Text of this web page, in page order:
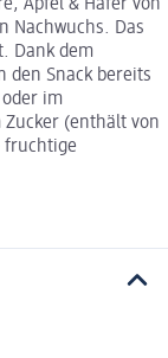
Apfel & Hafer von
Nachwuchs. Das
Dank dem
den Snack bereits
im
(enthält von
fruchtige